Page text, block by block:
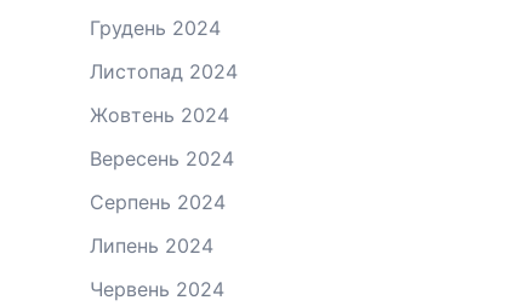
Грудень 2024
Листопад 2024
Жовтень 2024
Вересень 2024
Серпень 2024
Липень 2024
Червень 2024